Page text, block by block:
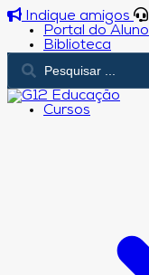
Indique amigos
Portal do Aluno
Biblioteca
Cursos